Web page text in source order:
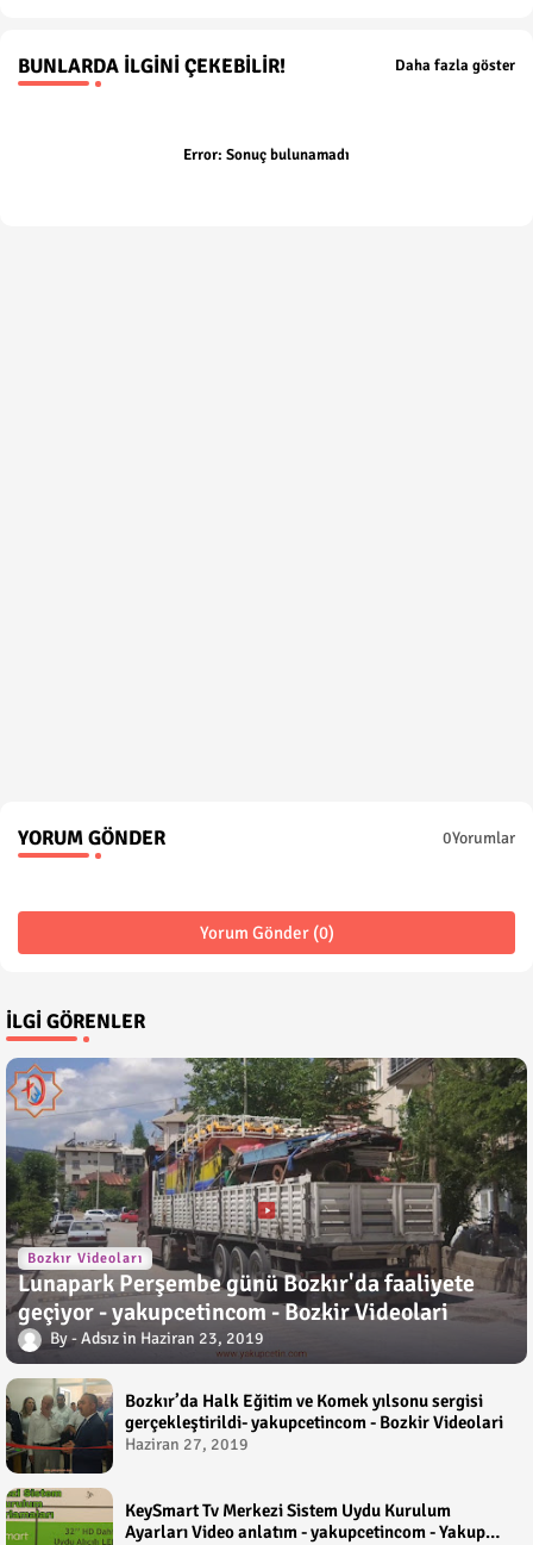
BUNLARDA İLGINI ÇEKEBILIR! Daha fazla göster
Error: Sonuç bulunamadı
YORUM GÖNDER 0Yorumlar
Yorum Gönder (0)
İLGI GÖRENLER
Bozkır Videoları
Lunapark Perşembe günü Bozkır'da faaliyete
geçiyor - yakupcetincom - Bozkir Videolari
Adsız Haziran 23, 2019
Bozkır’da Halk Eğitim ve Komek yılsonu sergisi
gerçekleştirildi- yakupcetincom - Bozkir Videolari
Haziran 27, 2019
KeySmart Tv Merkezi Sistem Uydu Kurulum
Ayarları Video anlatım - yakupcetincom - Yakup